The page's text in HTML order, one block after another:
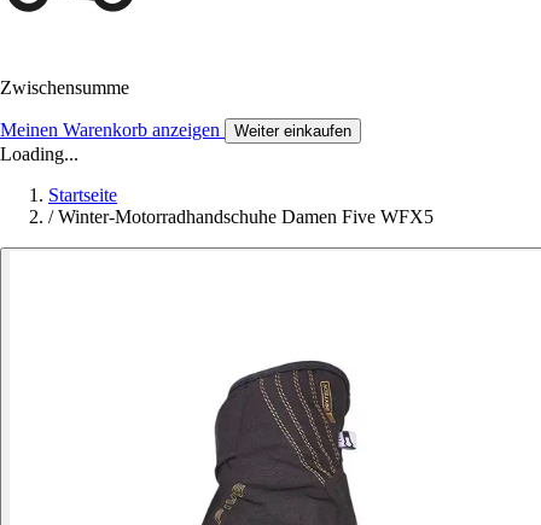
Zwischensumme
Meinen Warenkorb anzeigen Weiter einkaufen
Loading...
Startseite
/ Winter-Motorradhandschuhe Damen Five WFX5